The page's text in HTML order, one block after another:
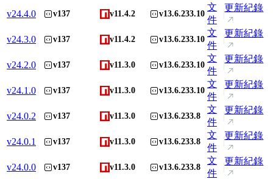
v24.4.0 v137 v11.4.2 v13.6.233.10
文
件
更新紀錄
v24.3.0 v137 v11.4.2 v13.6.233.10
文
件
更新紀錄
v24.2.0 v137 v11.3.0 v13.6.233.10
文
件
更新紀錄
v24.1.0 v137 v11.3.0 v13.6.233.10
文
件
更新紀錄
v24.0.2 v137 v11.3.0 v13.6.233.8
文
件
更新紀錄
v24.0.1 v137 v11.3.0 v13.6.233.8
文
件
更新紀錄
v24.0.0 v137 v11.3.0 v13.6.233.8
文
件
更新紀錄